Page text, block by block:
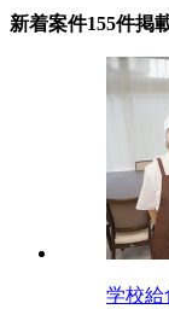
新着案件155件掲
学校給